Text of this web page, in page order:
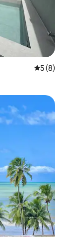
Средна
5 (8)